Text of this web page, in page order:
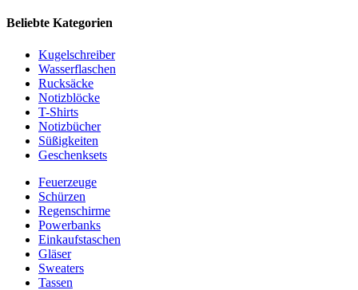
Beliebte Kategorien
Kugelschreiber
Wasserflaschen
Rucksäcke
Notizblöcke
T-Shirts
Notizbücher
Süßigkeiten
Geschenksets
Feuerzeuge
Schürzen
Regenschirme
Powerbanks
Einkaufstaschen
Gläser
Sweaters
Tassen